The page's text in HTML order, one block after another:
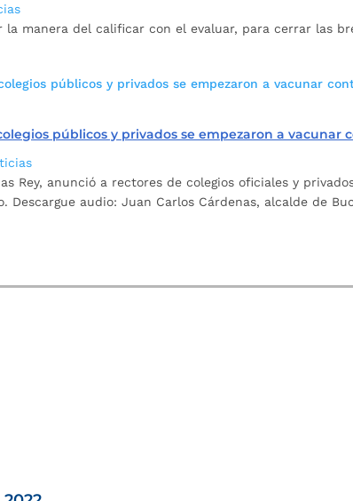
manera del calificar con el evaluar, para cerrar las
públicos y privados se empezaron a vacunar
Rey, anunció a rectores de colegios oficiales y
Descargue audio: Juan Carlos Cárdenas, alcalde de